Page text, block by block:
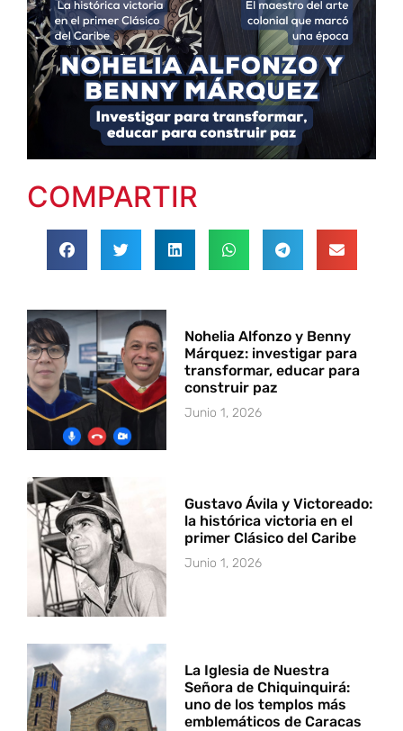
COMPARTIR
Nohelia Alfonzo y Benny
Márquez: investigar para
transformar, educar para
construir paz
Junio 1, 2026
Gustavo Ávila y Victoreado:
la histórica victoria en el
primer Clásico del Caribe
Junio 1, 2026
La Iglesia de Nuestra
Señora de Chiquinquirá:
uno de los templos más
emblemáticos de Caracas